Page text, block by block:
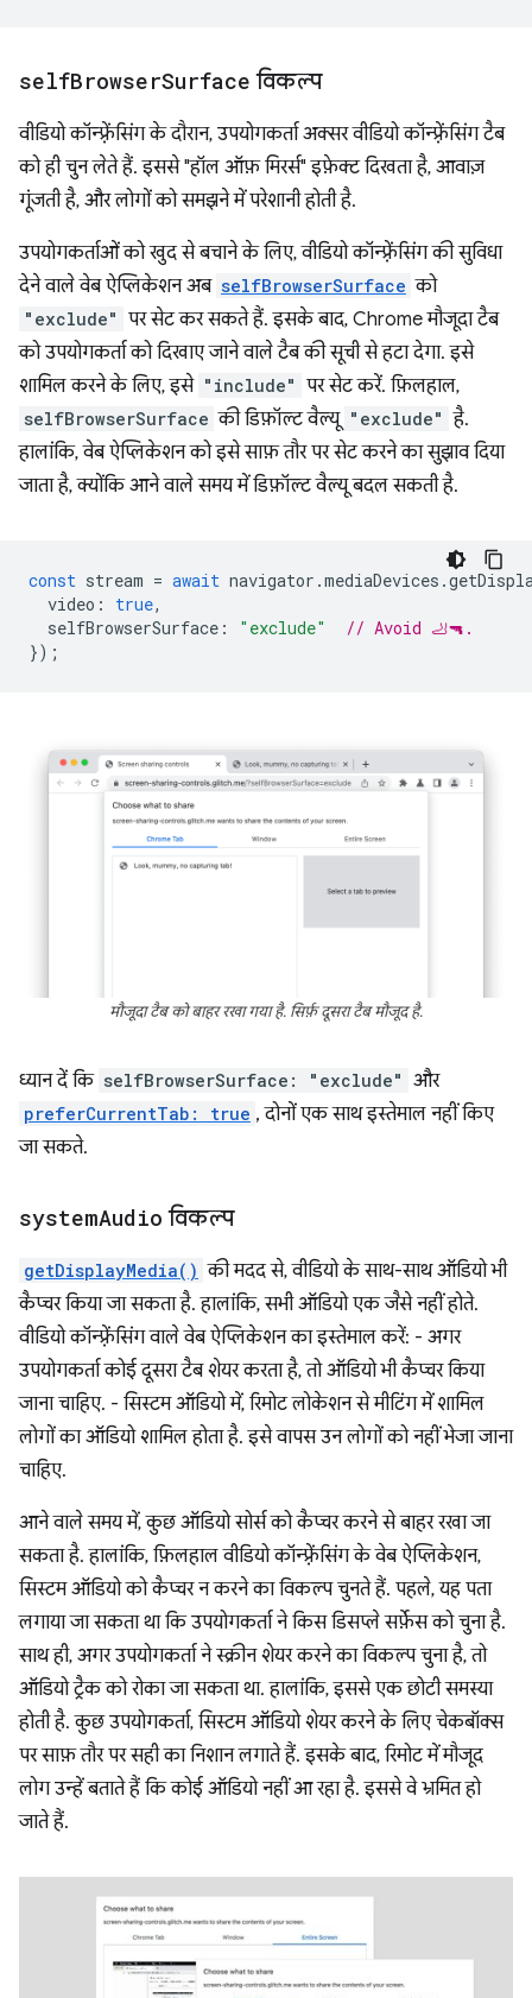
selfBrowserSurface विकल्प
वीडियो कॉन्फ़्रेंसिंग के दौरान, उपयोगकर्ता अक्सर वीडियो कॉन्फ़्रेंसिंग टैब
को ही चुन लेते हैं. इससे "हॉल ऑफ़ मिरर्स" इफ़ेक्ट दिखता है, आवाज़
गूंजती है, और लोगों को समझने में परेशानी होती है.
उपयोगकर्ताओं को खुद से बचाने के लिए, वीडियो कॉन्फ़्रेंसिंग की सुविधा
देने वाले वेब ऐप्लिकेशन अब selfBrowserSurface को
"exclude" पर सेट कर सकते हैं. इसके बाद, Chrome मौजूदा टैब
को उपयोगकर्ता को दिखाए जाने वाले टैब की सूची से हटा देगा. इसे
शामिल करने के लिए, इसे "include" पर सेट करें. फ़िलहाल,
selfBrowserSurface की डिफ़ॉल्ट वैल्यू "exclude" है.
हालांकि, वेब ऐप्लिकेशन को इसे साफ़ तौर पर सेट करने का सुझाव दिया
जाता है, क्योंकि आने वाले समय में डिफ़ॉल्ट वैल्यू बदल सकती है.
const stream = await navigator .mediaDevices .
video : true,
selfBrowserSurface : "exclude"
// Avoid 🦶🔫.
});
मौजूदा टैब को बाहर रखा गया है. सिर्फ़ दूसरा टैब मौजूद है.
ध्यान दें कि selfBrowserSurface: "exclude" और
preferCurrentTab: true , दोनों एक साथ इस्तेमाल नहीं किए
जा सकते.
systemAudio विकल्प
getDisplayMedia() की मदद से, वीडियो के साथ-साथ ऑडियो भी
कैप्चर किया जा सकता है. हालांकि, सभी ऑडियो एक जैसे नहीं होते.
वीडियो कॉन्फ़्रेंसिंग वाले वेब ऐप्लिकेशन का इस्तेमाल करें: - अगर
उपयोगकर्ता कोई दूसरा टैब शेयर करता है, तो ऑडियो भी कैप्चर किया
जाना चाहिए. - सिस्टम ऑडियो में, रिमोट लोकेशन से मीटिंग में शामिल
लोगों का ऑडियो शामिल होता है. इसे वापस उन लोगों को नहीं भेजा जाना
चाहिए.
आने वाले समय में, कुछ ऑडियो सोर्स को कैप्चर करने से बाहर रखा जा
सकता है. हालांकि, फ़िलहाल वीडियो कॉन्फ़्रेंसिंग के वेब ऐप्लिकेशन,
सिस्टम ऑडियो को कैप्चर न करने का विकल्प चुनते हैं. पहले, यह पता
लगाया जा सकता था कि उपयोगकर्ता ने किस डिसप्ले सर्फ़ेस को चुना है.
साथ ही, अगर उपयोगकर्ता ने स्क्रीन शेयर करने का विकल्प चुना है, तो
ऑडियो ट्रैक को रोका जा सकता था. हालांकि, इससे एक छोटी समस्या
होती है. कुछ उपयोगकर्ता, सिस्टम ऑडियो शेयर करने के लिए चेकबॉक्स
पर साफ़ तौर पर सही का निशान लगाते हैं. इसके बाद, रिमोट में मौजूद
लोग उन्हें बताते हैं कि कोई ऑडियो नहीं आ रहा है. इससे वे भ्रमित हो
जाते हैं.